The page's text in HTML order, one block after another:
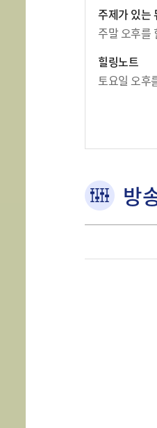
주제가 있는
주말 오후를
힐링노트
토요일 오후
방